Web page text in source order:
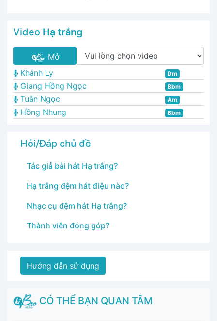
Video Hạ trắng
Mở
Khánh Ly
Dm
Giang Hồng Ngọc Bbm
Tuấn Ngọc Am
Hồng Nhung Bbm
Hỏi/Đáp chủ đề
Tác giả bài hát Hạ trắng?
Hạ trắng đệm hát điệu nào?
Nhạc cụ đệm hát Hạ trắng?
Thành viên đóng góp?
Hướng dẫn sử dụng
CÓ THỂ BẠN QUAN TÂM